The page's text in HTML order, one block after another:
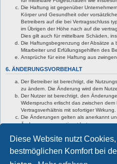
Diese Website nutzt
bestmöglichen Komfort bei
Die Haftung ist gegenüber
Körper und Gesundheit oder
Betreibers auf die bei Vertragsschluss
im Übrigen der Höhe nach auf die
Dies gilt auch für mittelbare Schäden,
Die Haftungsbegrenzung der Absätze
Mitarbeiter und Erfüllungsgehilfen des
Ansprüche für eine Haftung aus
6. ÄNDERUNGSVORBEHALT
Der Betreiber ist berechtigt, die
zu ändern. Die Änderung wird dem
Der Nutzer ist berechtigt, den
Widerspruchs erlischt das zwischen
Vertragsverhältnis mit sofortiger Wirkung.
Die Änderungen gelten als anerkannt
Änderungen zugestimmt hat.
Informationen über den Umgang mit